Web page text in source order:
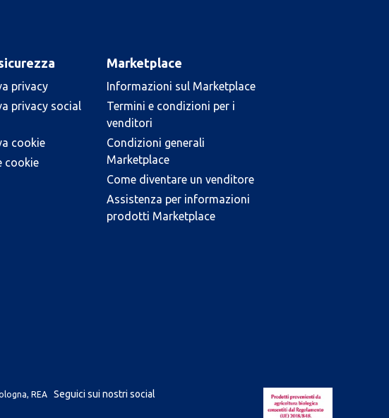
privacy
privacy social
cookie
cookie
Marketplace
Informazioni sul Marketplace
Termini e condizioni per i
venditori
Condizioni generali
Marketplace
Come diventare un venditore
Assistenza per informazioni
prodotti Marketplace
REA
Seguici sui nostri social